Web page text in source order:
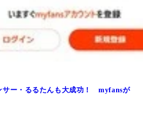
サー・るるたんも大成功！ myfansが